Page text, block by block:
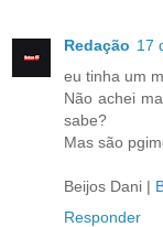
Redação 17
eu tinha um
Não achei
sabe?
Mas são
Beijos Dani |
Responder